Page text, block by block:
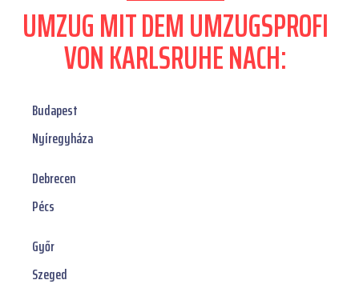
UMZUG MIT DEM UMZUGSPROFI
VON KARLSRUHE NACH:
Budapest
Nyíregyháza
Debrecen
Pécs
Győr
Szeged